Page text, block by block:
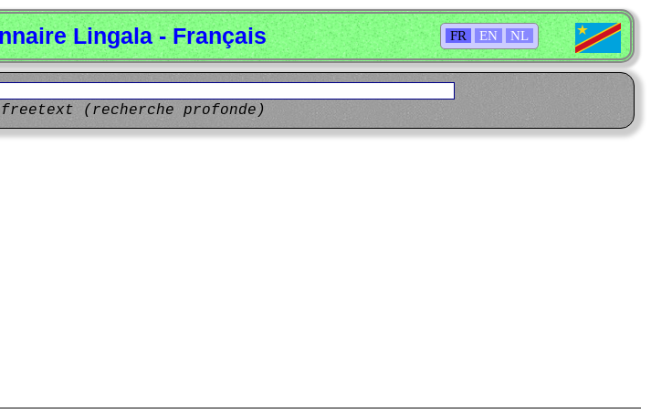
FR EN NL
Lingala - Français
freetext (recherche profonde)